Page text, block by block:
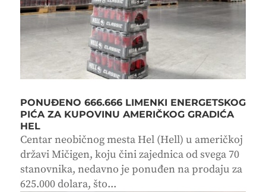
PONUĐENO 666.666 LIMENKI ENERGETSKOG
PIĆA ZA KUPOVINU AMERIČKOG GRADIĆA
HEL
Centar neobičnog mesta Hel (Hell) u američkoj
državi Mičigen, koju čini zajednica od svega 70
stanovnika, nedavno je ponuđen na prodaju za
625.000 dolara, što...